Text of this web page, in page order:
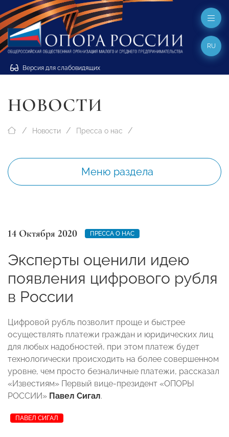
Версия для слабовидящих
RU
НОВОСТИ
Новости Пресса о нас
Меню раздела
14 Октября 2020 ПРЕССА О НАС
Эксперты оценили идею
появления цифрового рубля
в России
Цифровой рубль позволит проще и быстрее
осуществлять платежи граждан и юридических лиц
для любых надобностей, при этом платеж будет
технологически происходить на более совершенном
уровне, чем просто безналичные платежи, рассказал
«Известиям» Первый вице-президент «ОПОРЫ
РОССИИ» Павел Сигал.
ПАВЕЛ СИГАЛ